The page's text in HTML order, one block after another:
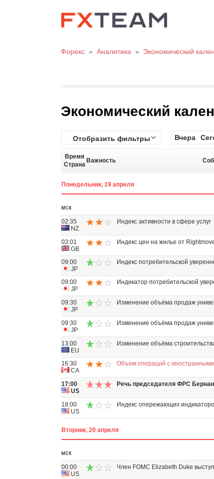
Форекс » Аналитика » Экономический
Экономический
Отобразить фильтры Вчера
Время
Страна
Важность
Понедельник, 19 апреля
МСК
02:35
NZ
Индекс активности в сфере услуг
03:01
GB
Индекс цен на жилье от
09:00
JP
Индекс потребительской
09:00
JP
Индикатор потребительской
09:30
JP
Изменение объёма продаж
09:30
JP
Изменение объёма продаж
13:00
EU
Изменение объёма
16:30
CA
Объем операций с
17:00
US
Речь председателя ФРС
18:00
US
Индекс опережающих
Вторник, 20 апреля
МСК
00:00
US
Член FOMC Elizabeth Duke